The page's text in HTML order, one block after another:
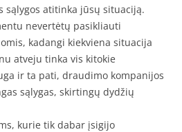
sąlygos atitinka jūsų situaciją.
nevertėtų pasikliauti
kadangi kiekviena situacija
atveju tinka vis kitokie
ir ta pati, draudimo kompanijos
sąlygas, skirtingų dydžių
kurie tik dabar įsigijo